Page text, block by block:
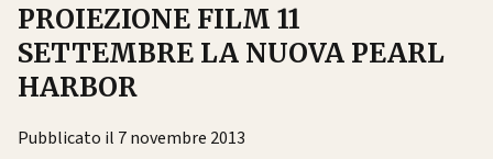
PROIEZIONE FILM 11
SETTEMBRE LA NUOVA PEARL
HARBOR
Pubblicato il 7 novembre 2013